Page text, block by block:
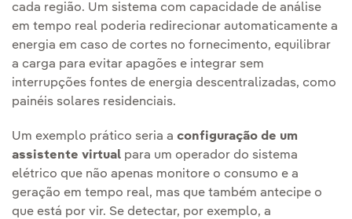
cada região. Um sistema com capacidade de análise
em tempo real poderia redirecionar automaticamente a
energia em caso de cortes no fornecimento, equilibrar
a carga para evitar apagões e integrar sem
interrupções fontes de energia descentralizadas, como
painéis solares residenciais.
Um exemplo prático seria a configuração de um
assistente virtual para um operador do sistema
elétrico que não apenas monitore o consumo e a
geração em tempo real, mas que também antecipe o
que está por vir. Se detectar, por exemplo, a